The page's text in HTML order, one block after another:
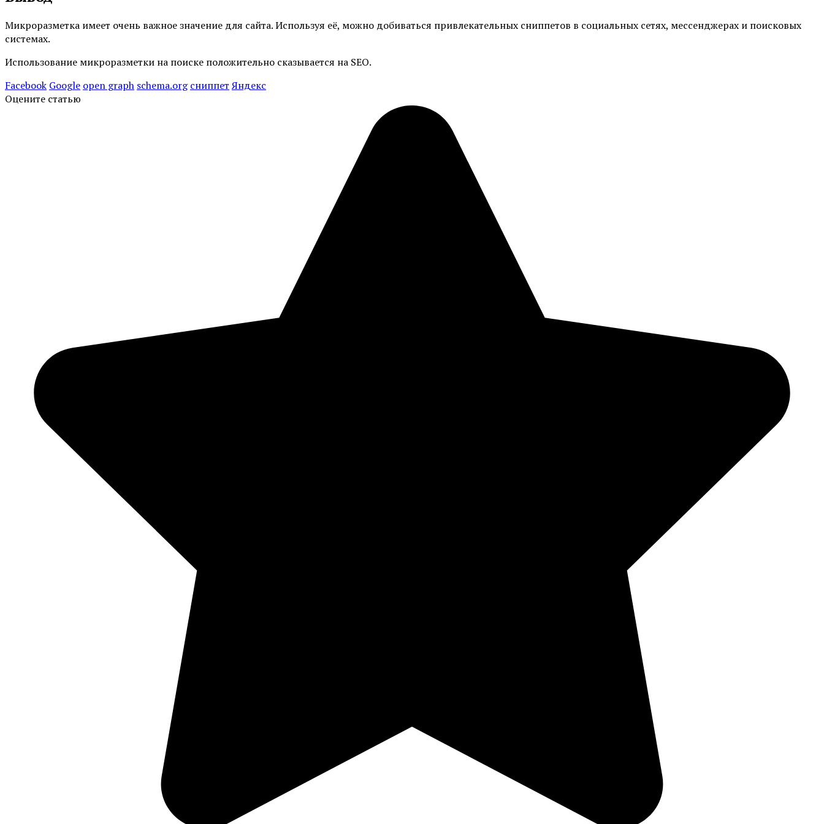
Микроразметка имеет очень важное значение для сайта. Используя её, можно добиваться привлекательных сниппетов в социальных сетях, мессенджерах и поисковых
системах.
Использование микроразметки на поиске положительно сказывается на SEO.
Facebook Google open graph schema.org сниппет Яндекс
Оцените статью